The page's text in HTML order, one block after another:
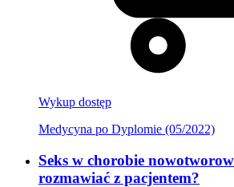
Wykup dostęp
Medycyna po Dyplomie (05/2022)
Seks w chorobie
rozmawiać z pacjentem?